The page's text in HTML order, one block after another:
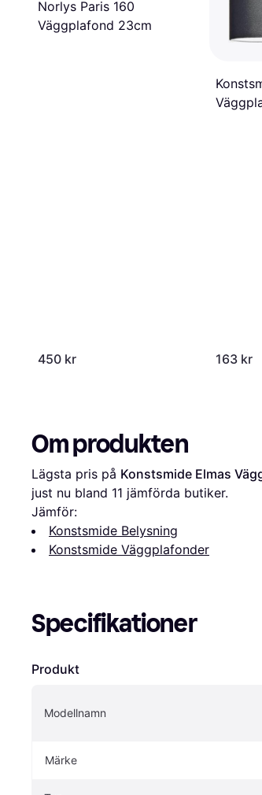
Norlys Paris 160
Väggplafond 23cm
450 kr 163 kr
Om produkten
Lägsta pris på Konstsmide Elmas
just nu bland 11 jämförda butiker.
Jämför:
Konstsmide Belysning
Konstsmide Väggplafonder
Specifikationer
Produkt
Modellnamn
Märke